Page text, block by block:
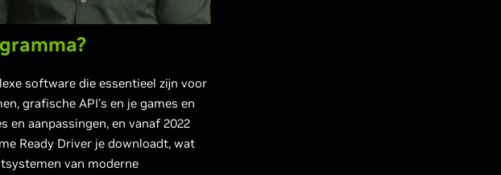
software die essentieel zijn voor
grafische API's en je games en
en aanpassingen, en vanaf 2022
Ready Driver je downloadt, wat
van moderne